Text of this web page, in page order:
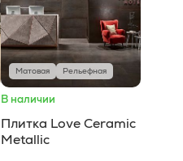
Матовая Рельефная
В наличии
Плитка Love Ceramic
Metallic